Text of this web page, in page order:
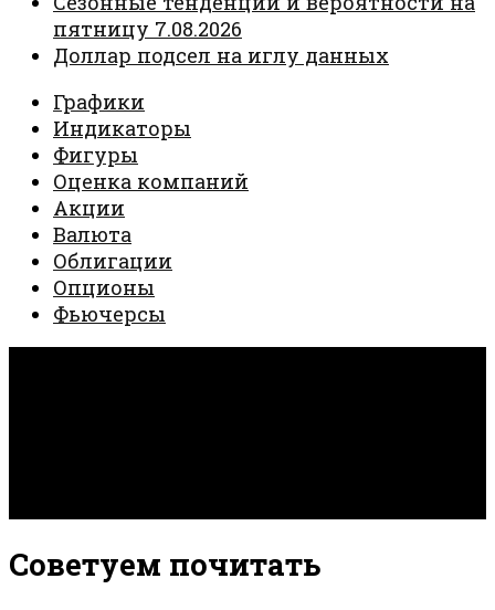
пятницу 7.08.2026
Доллар подсел на иглу данных
Графики
Индикаторы
Фигуры
Оценка компаний
Акции
Валюта
Облигации
Опционы
Фьючерсы
Советуем почитать